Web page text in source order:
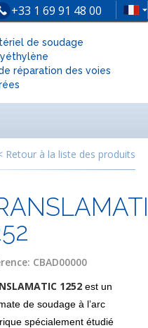
+33 1 69 91 48 00
de soudage
réparation des voies
Retour à la liste des produits
CBAD00000
1252 est un
de soudage à l’arc
spécialement étudié